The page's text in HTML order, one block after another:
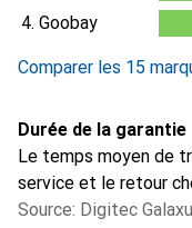
0.3
4. Goobay
Comparer les 15
Durée de la garantie
Le temps moyen de
service et le retour
Source: Digitec